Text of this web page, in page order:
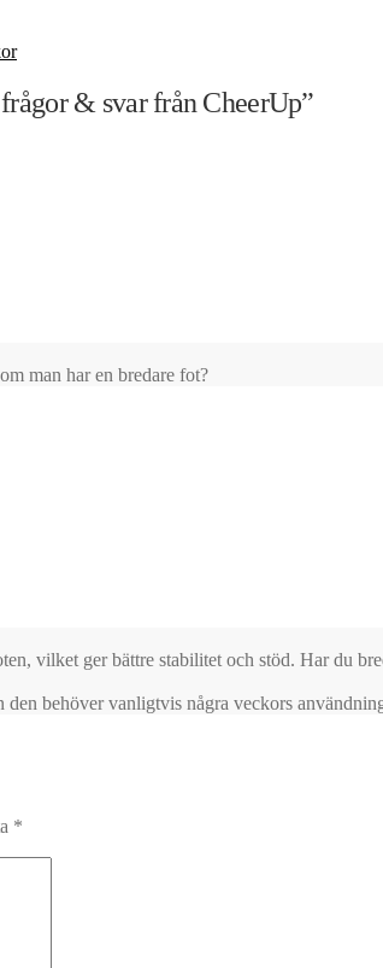
& svar från CheerUp”
man har en bredare fot?
vilket ger bättre stabilitet och stöd. Har du
behöver vanligtvis några veckors
*